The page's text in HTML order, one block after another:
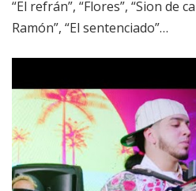
“El refrán”, “Flores”, “Sion de
Ramón”, “El sentenciado”…